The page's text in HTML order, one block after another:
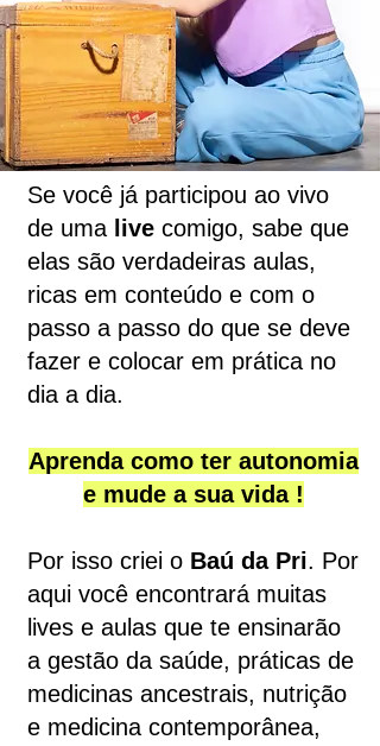
Se você já participou ao vivo
de uma live comigo, sabe que
elas são verdadeiras aulas,
ricas em conteúdo e com o
passo a passo do que se deve
fazer e colocar em prática no
dia a dia.
Aprenda como ter autonomia
e mude a sua vida !
Por isso criei o Baú da Pri. Por
aqui você encontrará muitas
lives e aulas que te ensinarão
a gestão da saúde, práticas de
medicinas ancestrais, nutrição
e medicina contemporânea,